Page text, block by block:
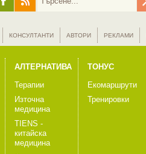
КОНСУЛТАНТИ АВТОРИ РЕКЛАМИ
АЛТЕРНАТИВА
Терапии
Източна
медицина
TIENS -
китайска
медицина
ТОНУС
Екомаршрути
Тренировки